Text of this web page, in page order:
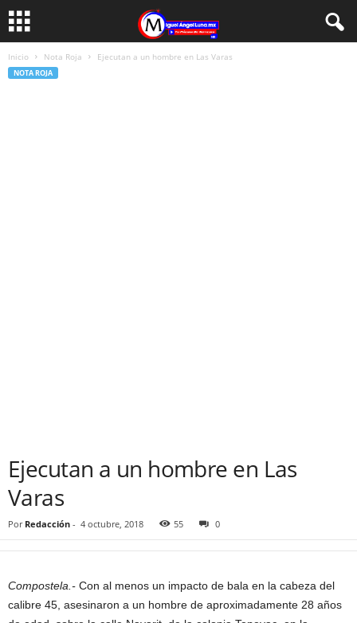
Inicio Nota Roja Ejecutan a un hombre en Las Varas
NOTA ROJA
Ejecutan a un hombre en Las
Varas
Por Redacción - 4 octubre, 2018 55 0
Compostela.- Con al menos un impacto de bala en la cabeza del
calibre 45, asesinaron a un hombre de aproximadamente 28 años